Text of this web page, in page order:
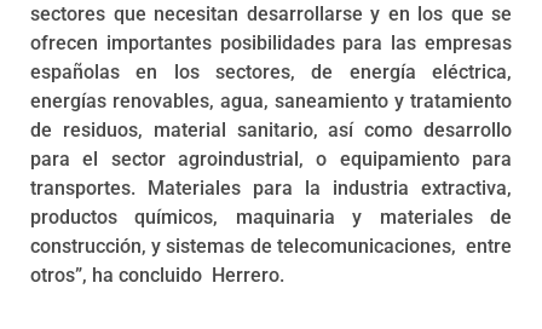
sectores que necesitan desarrollarse y en los que se
ofrecen importantes posibilidades para las empresas
españolas en los sectores, de energía eléctrica,
energías renovables, agua, saneamiento y tratamiento
de residuos, material sanitario, así como desarrollo
para el sector agroindustrial, o equipamiento para
transportes. Materiales para la industria extractiva,
productos químicos, maquinaria y materiales de
construcción, y sistemas de telecomunicaciones, entre
otros”, ha concluido Herrero.